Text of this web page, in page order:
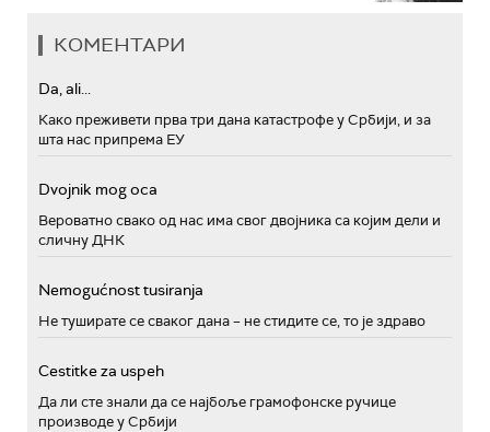
КОМЕНТАРИ
Da, ali...
Како преживети прва три дана катастрофе у Србији, и за
шта нас припрема ЕУ
Dvojnik mog oca
Вероватно свако од нас има свог двојника са којим дели и
сличну ДНК
Nemogućnost tusiranja
Не туширате се сваког дана – не стидите се, то је здраво
Cestitke za uspeh
Да ли сте знали да се најбоље грамофонске ручице
производе у Србији